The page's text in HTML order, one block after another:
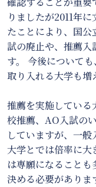
りましたが2011年
たことにより、国
試の廃止や、推薦
す。 今後について
取り入れる大学も増
推薦を実施してい
校推薦、AO入試の
していますが、一
大学とでは倍率に
は専願になること
決める必要がありま